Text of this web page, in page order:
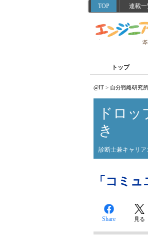
TOP 連載
トップ
@IT > 自分戦略研究所
ドロ
き
診断士兼キャリ
「コミ
Share 見る